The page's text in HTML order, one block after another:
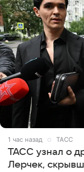
1 час назад ТАСС
ТАСС узнал о
Лерчек,